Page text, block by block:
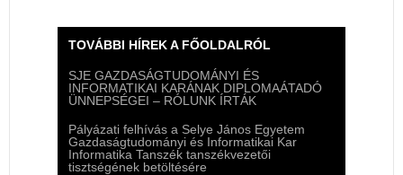
TOVÁBBI HÍREK A FŐOLDALRÓL
SJE GAZDASÁGTUDOMÁNYI ÉS
INFORMATIKAI KARÁNAK DIPLOMAÁTADÓ
ÜNNEPSÉGEI – RÓLUNK ÍRTÁK
Pályázati felhívás a Selye János Egyetem
Gazdaságtudományi és Informatikai Kar
Informatika Tanszék tanszékvezetői
tisztségének betöltésére